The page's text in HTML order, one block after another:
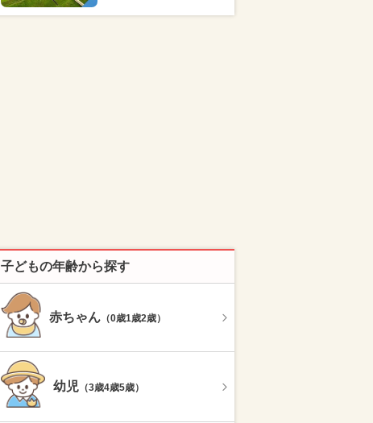
子どもの年齢から探す
赤ちゃん （0歳1歳2歳）
幼児 （3歳4歳5歳）